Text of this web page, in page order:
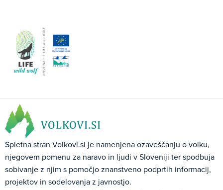
Spletna stran Volkovi.si je namenjena ozaveščanju o volku,
njegovem pomenu za naravo in ljudi v Sloveniji ter spodbuja
sobivanje z njim s pomočjo znanstveno podprtih informacij,
projektov in sodelovanja z javnostjo.